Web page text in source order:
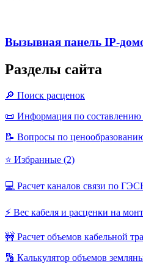
Вызывная панель IP-
Разделы сайта
🔎 Поиск расценок
📜 Информация по
📝 Вопросы по
⭐ Избранные (2)
💻 Расчет каналов связи по
⚡ Вес кабеля и расценки на
🚧 Расчет объемов кабельной
🔢 Калькулятор объемов